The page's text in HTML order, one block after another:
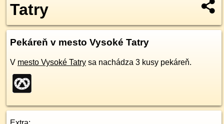
Tatry
Pekáreň v mesto Vysoké Tatry
V mesto Vysoké Tatry sa nachádza 3 kusy pekáreň.